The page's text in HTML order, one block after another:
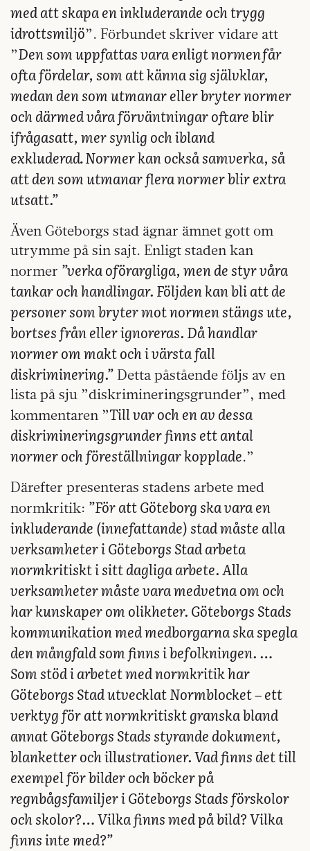
med att skapa en inkluderande och trygg
idrottsmiljö”. Förbundet skriver vidare att
”Den som uppfattas vara enligt normen får
ofta fördelar, som att känna sig självklar,
medan den som utmanar eller bryter normer
och därmed våra förväntningar oftare blir
ifrågasatt, mer synlig och ibland
exkluderad.Normer kan också samverka, så
att den som utmanar flera normer blir extra
utsatt.”
Även Göteborgs stad ägnar ämnet gott om
utrymme på sin sajt. Enligt staden kan
normer ”verka oförargliga, men de styr våra
tankar och handlingar. Följden kan bli att de
personer som bryter mot normen stängs ute,
bortses från eller ignoreras. Då handlar
normer om makt och i värsta fall
diskriminering.” Detta påstående följs av en
lista på sju ”diskrimineringsgrunder”, med
kommentaren ”Till var och en av dessa
diskrimineringsgrunder finns ett antal
normer och föreställningar kopplade.”
Därefter presenteras stadens arbete med
normkritik: ”För att Göteborg ska vara en
inkluderande (innefattande) stad måste alla
verksamheter i Göteborgs Stad arbeta
normkritiskt i sitt dagliga arbete. Alla
verksamheter måste vara medvetna om och
har kunskaper om olikheter. Göteborgs Stads
kommunikation med medborgarna ska spegla
den mångfald som finns i befolkningen. …
Som stöd i arbetet med normkritik har
Göteborgs Stad utvecklat Normblocket – ett
verktyg för att normkritiskt granska bland
annat Göteborgs Stads styrande dokument,
blanketter och illustrationer. Vad finns det till
exempel för bilder och böcker på
regnbågsfamiljer i Göteborgs Stads förskolor
och skolor?… Vilka finns med på bild? Vilka
finns inte med?”